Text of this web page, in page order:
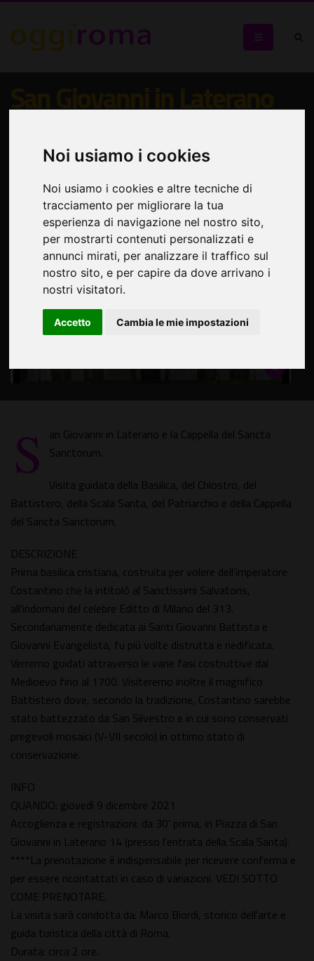
Noi usiamo i cookies
Noi usiamo i cookies e altre tecniche di
tracciamento per migliorare la tua
esperienza di navigazione nel nostro sito,
per mostrarti contenuti personalizzati e
annunci mirati, per analizzare il traffico sul
nostro sito, e per capire da dove arrivano i
nostri visitatori.
Accetto Cambia le mie impostazioni
San Giovanni in Laterano
e Sancta Sanctorum
S
an Giovanni in Laterano e la Cappella del Sancta
Sanctorum.
Visita guidata della Basilica, del Chiostro, del
Battistero, della Scala Santa, del Patriarchio e della Cappella
del Sancta Sanctorum.
DESCRIZIONE
Prima basilica cristiana, costruita per volere dell'imperatore
Costantino che la intitolò al Sanctissimi Salvatoris,
all'indomani del celebre Editto di Milano del 313.
Secondariamente dedicata ai Santi Giovanni Battista e
Giovanni Evangelista, fu più volte distrutta e riedificata.
Verremo guidati attraverso le varie fasi costruttive dal
Medioevo fino al 1700. Visiteremo inoltre il magnifico
Battistero dove, secondo la tradizione, Costantino sarebbe
stato battezzato da San Silvestro e in cui sono conservati
pregevoli mosaici (V-VII secolo) in ottimo stato di
conservazione.
INFO
QUANDO: giovedì 9 dicembre 2021
Accoglienza e registrazioni: da 30' prima, in Piazza di San
Giovanni in Laterano 14 (presso l'entrata della Scala Santa).
****La prenotazione è indispensabile per ricevere conferma e
per essere ricontattati in caso di variazioni. VEDI SOTTO
COME PRENOTARE.
La visita sarà condotta da: Marco Biordi, storico dell'arte e
guida turistica della città di Roma.
Durata: circa 2 ore.